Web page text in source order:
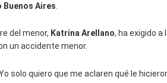
Buenos Aires
del menor, Katrina Arellano, ha exigido
un accidente menor.
solo quiero que me aclaren qué le